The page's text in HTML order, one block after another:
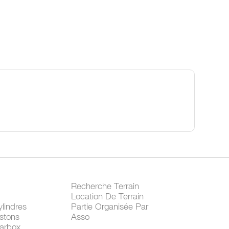
Recherche Terrain
Location De Terrain
Partie Organisée Par
Asso